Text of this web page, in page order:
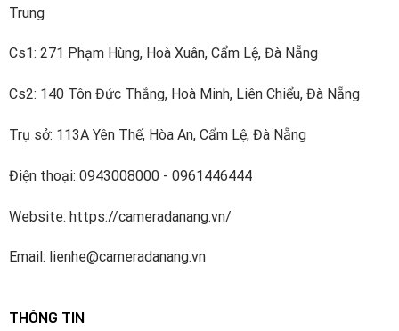
Trung
Cs1: 271 Phạm Hùng, Hoà Xuân, Cẩm Lệ, Đà Nẵng
Cs2: 140 Tôn Đức Thắng, Hoà Minh, Liên Chiểu, Đà Nẵng
Trụ sở: 113A Yên Thế, Hòa An, Cẩm Lệ, Đà Nẵng
Điện thoại: 0943008000 - 0961446444
Website: https://cameradanang.vn/
Email: lienhe@cameradanang.vn
THÔNG TIN